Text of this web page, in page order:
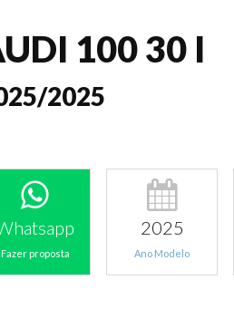
100 30 I
2025
Fazer proposta
2025
Ano Modelo